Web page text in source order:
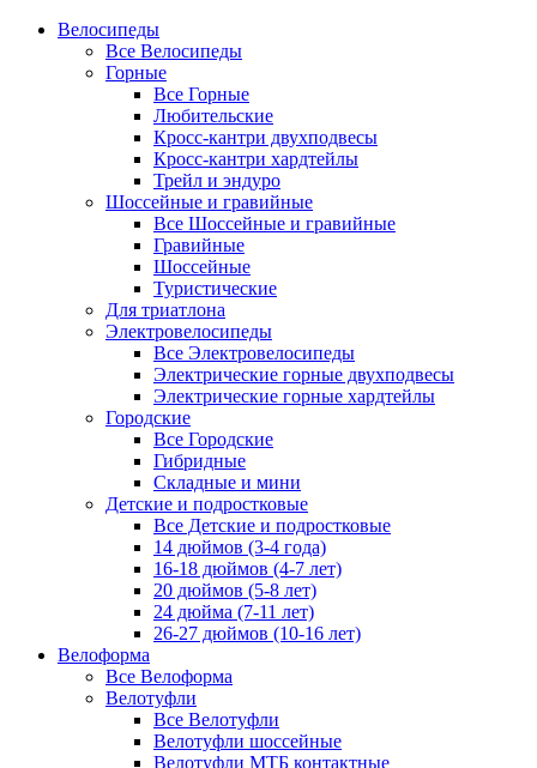
Велосипеды
Все Велосипеды
Горные
Все Горные
Любительские
Кросс-кантри двухподвесы
Кросс-кантри хардтейлы
Трейл и эндуро
Шоссейные и гравийные
Все Шоссейные и гравийные
Гравийные
Шоссейные
Туристические
Для триатлона
Электровелосипеды
Все Электровелосипеды
Электрические горные двухподвесы
Электрические горные хардтейлы
Городские
Все Городские
Гибридные
Складные и мини
Детские и подростковые
Все Детские и подростковые
14 дюймов (3-4 года)
16-18 дюймов (4-7 лет)
20 дюймов (5-8 лет)
24 дюйма (7-11 лет)
26-27 дюймов (10-16 лет)
Велоформа
Все Велоформа
Велотуфли
Все Велотуфли
Велотуфли шоссейные
Велотуфли МТБ контактные